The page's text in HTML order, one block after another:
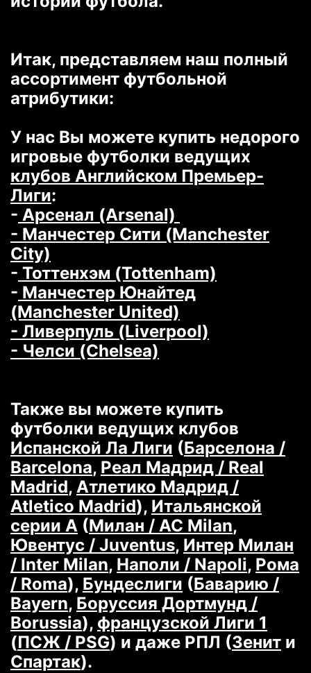
Итак, представляем наш полный
ассортимент футбольной
атрибутики:
У нас Вы можете купить недорого
игровые футболки ведущих
клубов Английском Премьер-
Лиги:
- Арсенал (Arsenal)
- Манчестер Сити (Manchester
City)
- Тоттенхэм (Tottenham)
- Манчестер Юнайтед
(Manchester United)
- Ливерпуль (Liverpool)
- Челси (Chelsea)
Также вы можете купить
футболки ведущих клубов
Испанской Ла Лиги (Барселона /
Barcelona, Реал Мадрид / Real
Madrid, Атлетико Мадрид /
Atletico Madrid), Итальянской
серии А (Милан / AC Milan,
Ювентус / Juventus, Интер Милан
/ Inter Milan, Наполи / Napoli, Рома
/ Roma), Бундеслиги (Баварию /
Bayern, Боруссия Дортмунд /
Borussia), французской Лиги 1
(ПСЖ / PSG) и даже РПЛ (Зенит и
Спартак).